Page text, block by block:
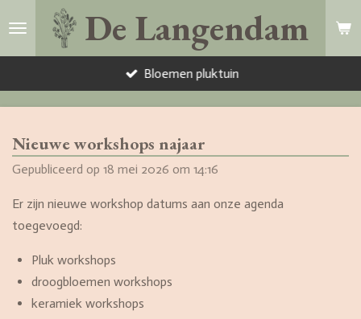
hoofdinhoud
De Langendam
Bloemen pluktuin
Nieuwe workshops najaar
Gepubliceerd op 18 mei 2026 om 14:16
Er zijn nieuwe workshop datums aan onze agenda
toegevoegd:
Pluk workshops
droogbloemen workshops
keramiek workshops